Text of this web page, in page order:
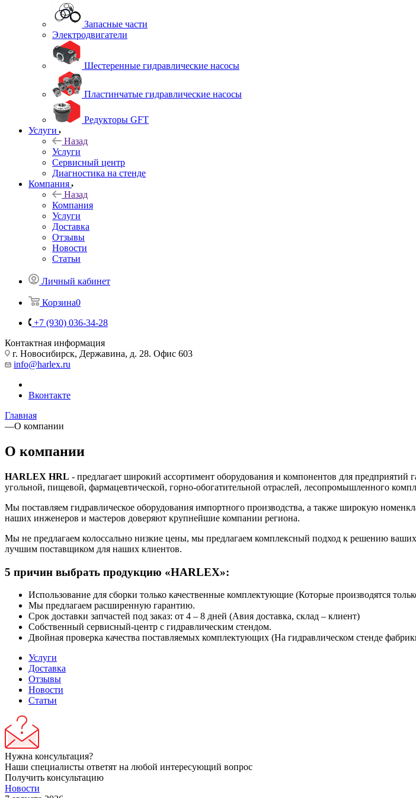
Запасные части
Электродвигатели
Шестеренные гидравлические насосы
Пластинчатые гидравлические насосы
Редукторы GFT
Услуги
Назад
Услуги
Сервисный центр
Диагностика на стенде
Компания
Назад
Компания
Услуги
Доставка
Отзывы
Новости
Статьи
Личный кабинет
Корзина0
+7 (930) 036-34-28
Контактная информация
г. Новосибирск, Державина, д. 28. Офис 603
info@harlex.ru
Вконтакте
Главная
—О компании
О компании
HARLEX HRL - предлагает широкий ассортимент оборудования и компонентов для
угольной, пищевой, фармацевтической, горно-обогатительной отраслей, лесопромышленного
Мы поставляем гидравлическое оборудования импортного производства, а также широкую
наших инженеров и мастеров доверяют крупнейшие компании региона.
Мы не предлагаем колоссально низкие цены, мы предлагаем комплексный подход к решению
лучшим поставщиком для наших клиентов.
5 причин выбрать продукцию «HARLEX»:
Использование для сборки только качественные комплектующие (Которые производятся
Мы предлагаем расширенную гарантию.
Срок доставки запчастей под заказ: от 4 – 8 дней (Авия доставка, склад – клиент)
Собственный сервисный-центр с гидравлическим стендом.
Двойная проверка качества поставляемых комплектующих (На гидравлическом стенде
Услуги
Доставка
Отзывы
Новости
Статьи
Нужна консультация?
Наши специалисты ответят на любой интересующий вопрос
Получить консультацию
Новости